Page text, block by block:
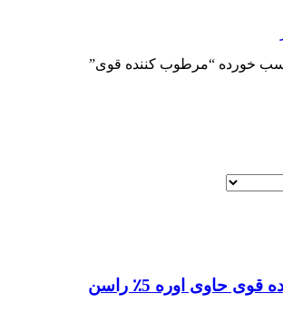
خورده “مرطوب کننده قوی”
حاوی اوره 5٪ راسن